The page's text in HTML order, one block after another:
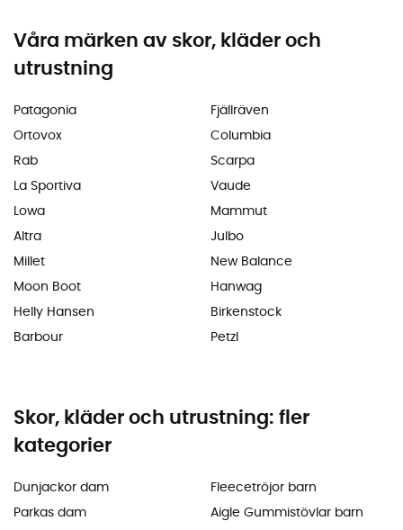
Våra märken av skor, kläder och
utrustning
Patagonia
Ortovox
Rab
La Sportiva
Lowa
Altra
Millet
Moon Boot
Helly Hansen
Barbour
Fjällräven
Columbia
Scarpa
Vaude
Mammut
Julbo
New Balance
Hanwag
Birkenstock
Petzl
Skor, kläder och utrustning: fler
kategorier
Dunjackor dam
Parkas dam
Fleecetröjor barn
Aigle Gummistövlar barn